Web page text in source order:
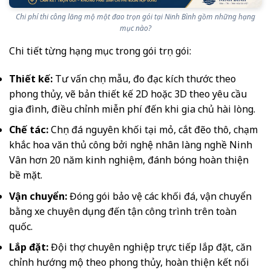
Chi phí thi công lăng mộ một đao trọn gói tại Ninh Bình gồm những hạng
mục nào?
Chi tiết từng hạng mục trong gói trọn gói:
Thiết kế: Tư vấn chọn mẫu, đo đạc kích thước theo
phong thủy, vẽ bản thiết kế 2D hoặc 3D theo yêu cầu
gia đình, điều chỉnh miễn phí đến khi gia chủ hài lòng.
Chế tác:Chọn đá nguyên khối tại mỏ, cắt đẽo thô, chạm
khắc hoa văn thủ công bởi nghệ nhân làng nghề Ninh
Vân hơn 20 năm kinh nghiệm, đánh bóng hoàn thiện
bề mặt.
Vận chuyển:Đóng gói bảo vệ các khối đá, vận chuyển
bằng xe chuyên dụng đến tận công trình trên toàn
quốc.
Lắp đặt:Đội thợ chuyên nghiệp trực tiếp lắp đặt, căn
chỉnh hướng mộ theo phong thủy, hoàn thiện kết nối